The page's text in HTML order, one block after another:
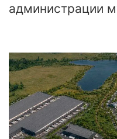
администрации